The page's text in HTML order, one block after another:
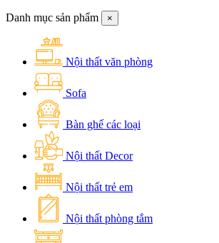
Danh mục sản phẩm ×
Nội thất văn phòng
Sofa
Bàn ghế các loại
Nội thất Decor
Nội thất trẻ em
Nội thất phòng tắm